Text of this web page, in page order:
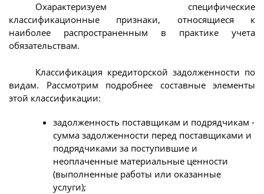
Охарактеризуем специфические
классификационные признаки, относящиеся к
наиболее распространенным в практике учета
обязательствам.
Классификация кредиторской задолженности по
видам. Рассмотрим подробнее составные элементы
этой классификации:
задолженность поставщикам и подрядчикам -
сумма задолженности перед поставщиками и
подрядчиками за поступившие и
неоплаченные материальные ценности
(выполненные работы или оказанные
услуги);